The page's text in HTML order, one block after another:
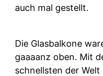
auch mal gestellt.
Die Glasbalkone
gaaaanz oben. Mit
schnellsten der